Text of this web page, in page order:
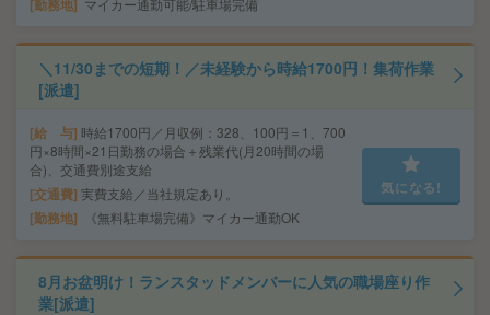
勤務地 マイカー通勤可能/駐車場完備
＼11/30までの短期！／未経験から時給1700円！集荷作業
[派遣]
給 与 時給1700円／月収例：328、100円＝1、700
円×8時間×21日勤務の場合＋残業代(月20時間の場
合)、交通費別途支給
交通費 実費支給／当社規定あり。
勤務地 《無料駐車場完備》マイカー通勤OK
気になる!
8月お盆明け！ランスタッドメンバーに人気の職場座り作
業[派遣]